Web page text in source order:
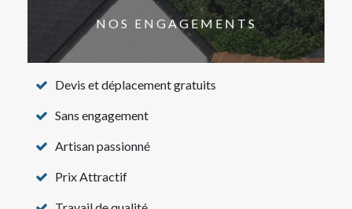
NOS ENGAGEMENTS
Devis et déplacement gratuits
Sans engagement
Artisan passionné
Prix Attractif